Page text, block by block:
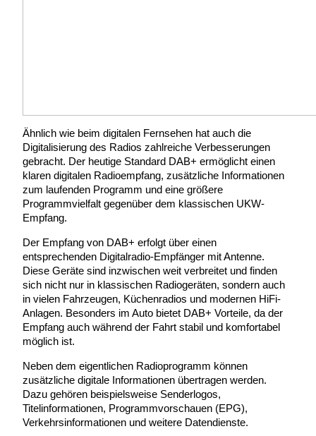
Ähnlich wie beim digitalen Fernsehen hat auch die
Digitalisierung des Radios zahlreiche Verbesserungen
gebracht. Der heutige Standard DAB+ ermöglicht einen
klaren digitalen Radioempfang, zusätzliche Informationen
zum laufenden Programm und eine größere
Programmvielfalt gegenüber dem klassischen UKW-
Empfang.
Der Empfang von DAB+ erfolgt über einen
entsprechenden Digitalradio-Empfänger mit Antenne.
Diese Geräte sind inzwischen weit verbreitet und finden
sich nicht nur in klassischen Radiogeräten, sondern auch
in vielen Fahrzeugen, Küchenradios und modernen HiFi-
Anlagen. Besonders im Auto bietet DAB+ Vorteile, da der
Empfang auch während der Fahrt stabil und komfortabel
möglich ist.
Neben dem eigentlichen Radioprogramm können
zusätzliche digitale Informationen übertragen werden.
Dazu gehören beispielsweise Senderlogos,
Titelinformationen, Programmvorschauen (EPG),
Verkehrsinformationen und weitere Datendienste.